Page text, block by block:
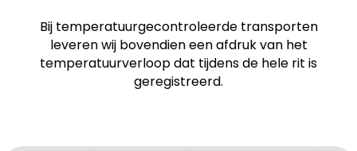
Bij temperatuurgecontroleerde transporten
leveren wij bovendien een afdruk van het
temperatuurverloop dat tijdens de hele rit is
geregistreerd.